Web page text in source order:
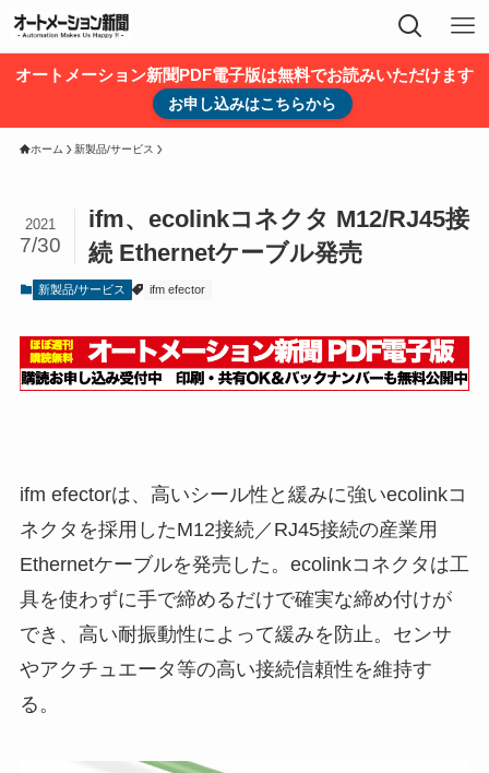
オートメーション新聞PDF電子版は無料でお読みいただけます
お申し込みはこちらから
ホーム 新製品/サービス
ifm、ecolinkコネクタ M12/RJ45接
続 Ethernetケーブル発売
2021
7/30
新製品/サービス ifm efector
ifm efectorは、高いシール性と緩みに強いecolinkコ
ネクタを採用したM12接続／RJ45接続の産業用
Ethernetケーブルを発売した。 ecolinkコネクタは工
具を使わずに手で締めるだけで確実な締め付けが
でき、高い耐振動性によって緩みを防止。センサ
やアクチュエータ等の高い接続信頼性を維持す
る。